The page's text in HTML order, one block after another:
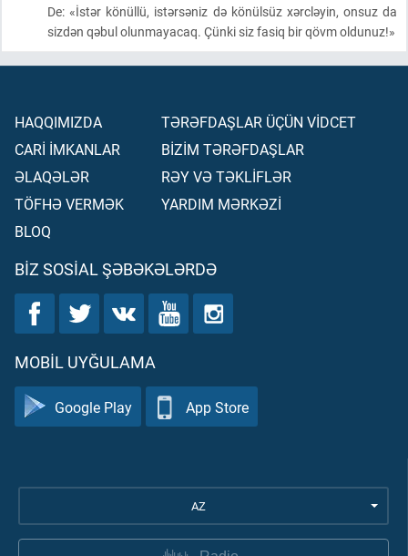
De: «İstər könüllü, istərsəniz də könülsüz xərcləyin, onsuz da
sizdən qəbul olunmayacaq. Çünki siz fasiq bir qövm oldunuz!»
HAQQIMIZDA
CARİ İMKANLAR
ƏLAQƏLƏR
TÖFHƏ VERMƏK
BLOQ
TƏRƏFDAŞLAR ÜÇÜN VİDCET
BİZİM TƏRƏFDAŞLAR
RƏY VƏ TƏKLİFLƏR
YARDIM MƏRKƏZİ
BIZ SOSIAL ŞƏBƏKƏLƏRDƏ
MOBIL UYĞULAMA
Google Play App Store
AZ